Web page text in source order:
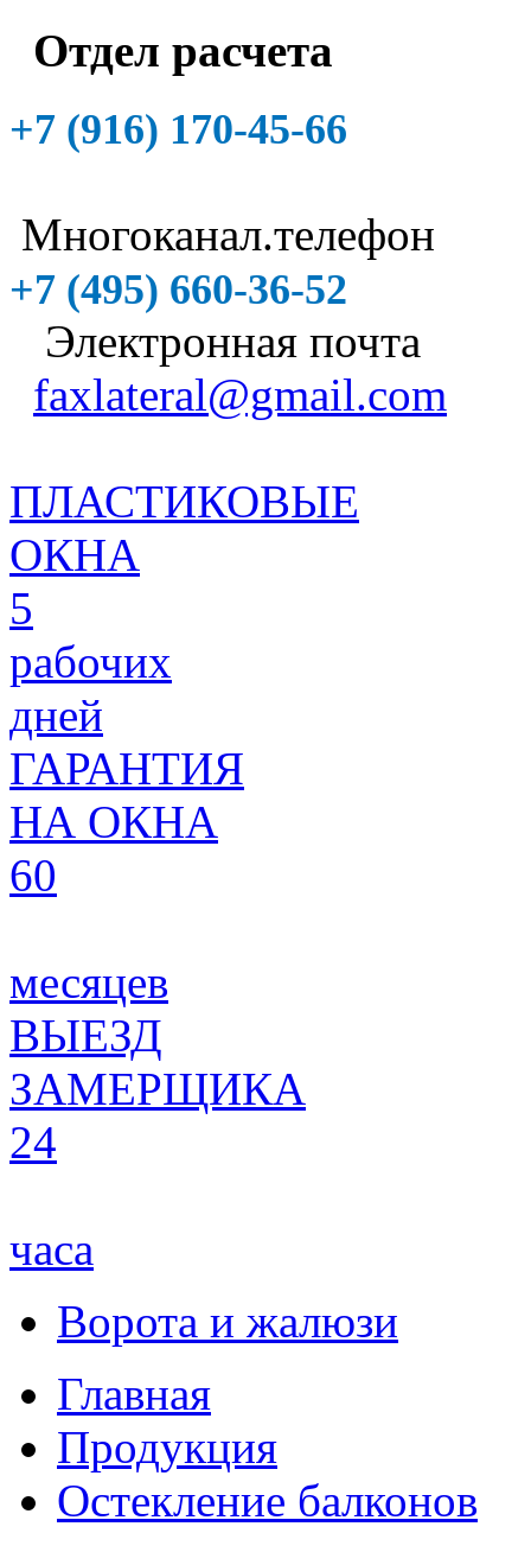
Отдел расчета
+7 (916) 170-45-66
Многоканал.телефон
+7 (495) 660-36-52
Электронная почта
faxlateral@gmail.com
ПЛАСТИКОВЫЕ
ОКНА
5
рабочих
дней
ГАРАНТИЯ
НА ОКНА
60
месяцев
ВЫЕЗД
ЗАМЕРЩИКА
24
часа
Ворота и жалюзи
Главная
Продукция
Остекление балконов